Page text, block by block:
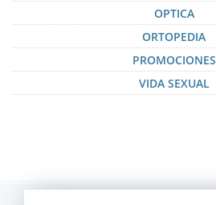
OPTICA
ORTOPEDIA
PROMOCIONES
VIDA SEXUAL